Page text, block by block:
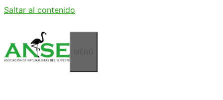
Saltar al contenido